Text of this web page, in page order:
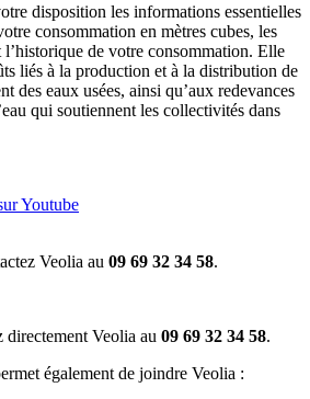
disposition les informations essentielles
consommation en mètres cubes, les
de votre consommation. Elle
liés à la production et à la distribution de
des eaux usées, ainsi qu’aux redevances
qui soutiennent les collectivités dans
Youtube
Veolia au 09 69 32 34 58.
directement Veolia au 09 69 32 34 58.
également de joindre Veolia :